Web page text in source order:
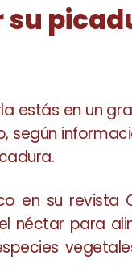
su
estás en un
según
en su revista
néctar para